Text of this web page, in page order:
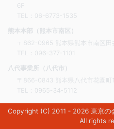
6F
TEL： 06-6773-1535
熊本本部（熊本市南区）
〒862-0965 熊本県熊本市南区田
TEL： 096-377-1101
八代事業所（八代市）
〒866-0843 熊本県八代市花園町
TEL： 0965-34-5112
Copyright (C) 2011 - 2026 東京の
All rights